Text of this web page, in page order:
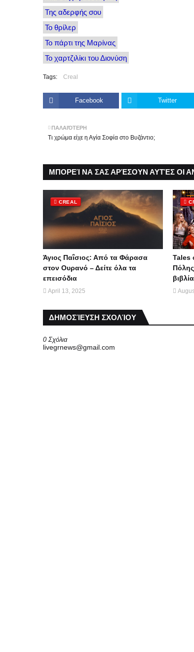
Της αδερφής σου
Το θρίλερ
Το πάρτι της Μαρίνας
Το χαρτζιλίκι του Διονύση
Tags: Creal
Facebook Twitter
ΠΑΛΑΙΌΤΕΡΗ
Τι χρώμα είχε η Αγία Σοφία στο Βυζάντιο;
ΜΠΟΡΕΊ ΝΑ ΣΑΣ ΑΡΈΣΟΥΝ ΑΥΤΈΣ ΟΙ
CREAL
Άγιος Παΐσιος: Από τα Φάρασα
στον Ουρανό – Δείτε όλα τα
επεισόδια
April 13, 2025
Tales
ΔΗΜΟΣΊΕΥΣΗ ΣΧΟΛΊΟΥ
0 Σχόλια
livegrnews@gmail.com